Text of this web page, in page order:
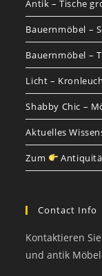
Antik – Tische
Bauernmöbel –
Bauernmöbel –
Licht –
Shabby Chic –
Aktuelles
Zum
Contact Info
Kontaktieren
und antik